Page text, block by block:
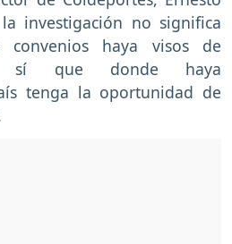
investigación no significa
haya visos de
sí que donde haya
tenga la oportunidad de